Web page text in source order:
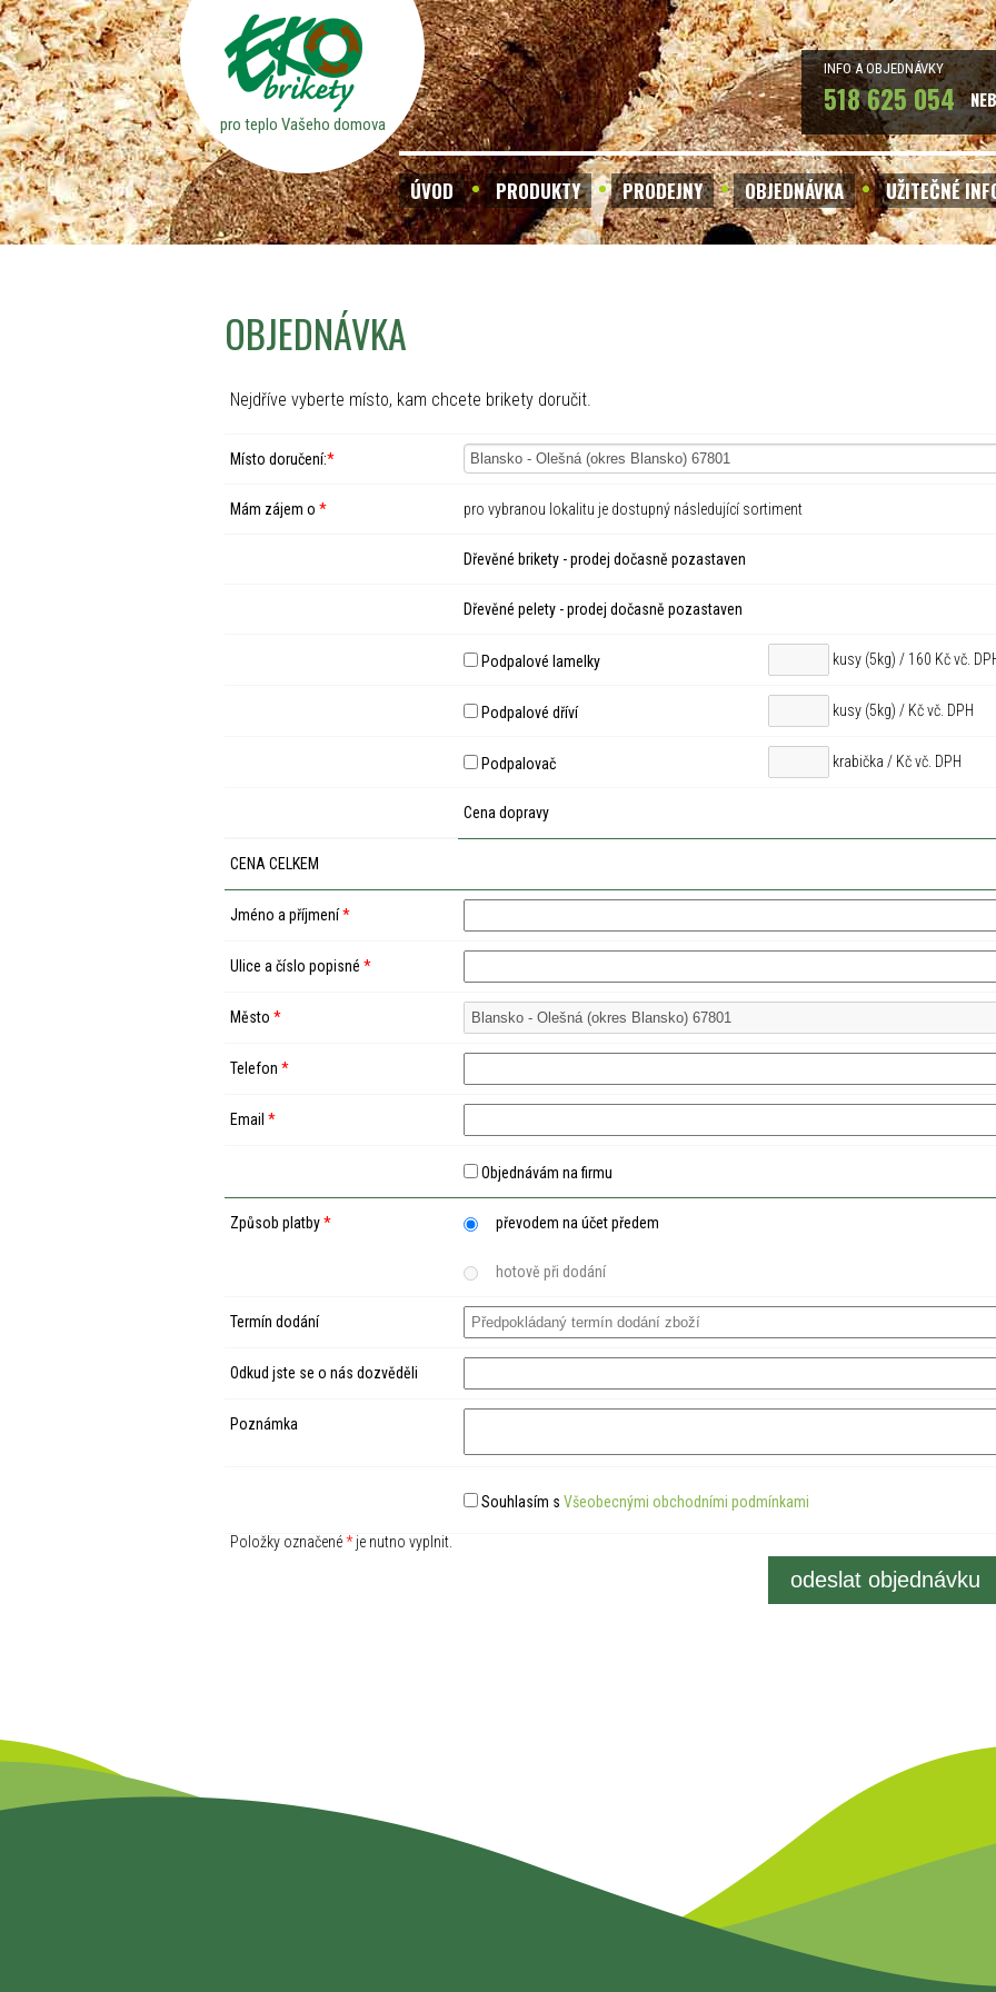
pro teplo Vašeho domova
INFO A OBJEDNÁVKY
518 625 054
ÚVOD PRODUKTY PRODEJNY OBJEDNÁVKA UŽITEČNÉ
OBJEDNÁVKA
Nejdříve vyberte místo, kam chcete brikety doručit.
Místo doručení:*
Mám zájem o * pro vybranou lokalitu je dostupný následující sortiment
Dřevěné brikety - prodej dočasně pozastaven
Dřevěné pelety - prodej dočasně pozastaven
Podpalové lamelky kusy (5kg) / 160 Kč vč.
Podpalové dříví kusy (5kg) / Kč vč. DPH
Podpalovač krabička / Kč vč. DPH
Cena dopravy
CENA CELKEM
Jméno a příjmení*
Ulice a číslo popisné *
Město *
Telefon *
Email *
Objednávám na firmu
Způsob platby* převodem na účet předem
hotově při dodání
Termín dodání
Odkud jste se o nás dozvěděli
Poznámka
Souhlasím s Všeobecnými obchodními podmínkami
Položky označené*je nutno vyplnit.
odeslat objednávku